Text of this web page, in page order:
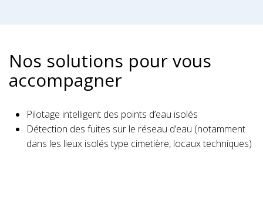
Nos solutions pour vous
accompagner
Pilotage intelligent des points d’eau isolés
Détection des fuites sur le réseau d’eau (notamment
dans les lieux isolés type cimetière, locaux techniques)